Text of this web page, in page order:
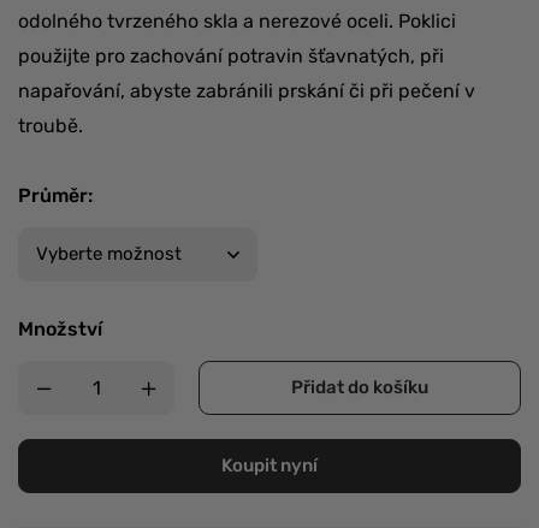
odolného tvrzeného skla a nerezové oceli. Poklici
použijte pro zachování potravin šťavnatých, při
napařování, abyste zabránili prskání či při pečení v
troubě.
Průměr:
Množství
Přidat do košíku
Koupit nyní